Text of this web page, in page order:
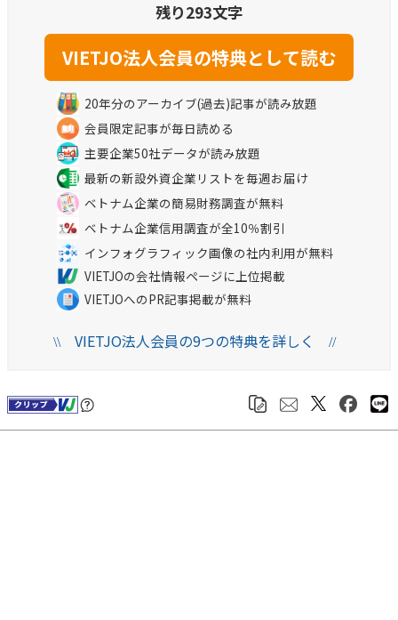
残り293文字
20年分のアーカイブ(過去)記事が読み放題
会員限定記事が毎日読める
主要企業50社データが読み放題
最新の新設外資企業リストを毎週お届け
ベトナム企業の簡易財務調査が無料
ベトナム企業信用調査が全10％割引
インフォグラフィック画像の社内利用が無料
VIETJOの会社情報ページに上位掲載
VIETJOへのPR記事掲載が無料
\\VIETJO法人会員の9つの特典を詳しく //